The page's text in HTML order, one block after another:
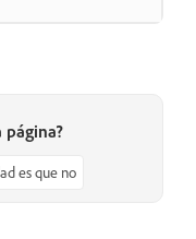
página?
es que no